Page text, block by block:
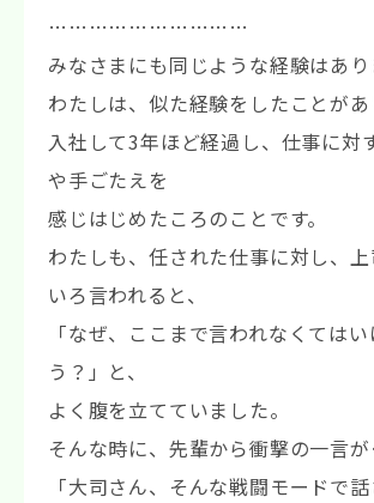
…………………………
みなさまにも同じような経験はあり
わたしは、似た経験をしたことがあ
入社して3年ほど経過し、仕事に対
や手ごたえを
感じはじめたころのことです。
わたしも、任された仕事に対し、
いろ言われると、
「なぜ、ここまで言われなくては
う？」と、
よく腹を立てていました。
そんな時に、先輩から衝撃の一言が
「大司さん、そんな戦闘モードで